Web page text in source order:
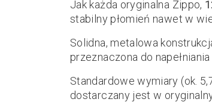
Jak każda oryginalna Zippo,
stabilny płomień nawet w
Solidna, metalowa
przeznaczona do
Standardowe wymiary (ok.
dostarczany jest w